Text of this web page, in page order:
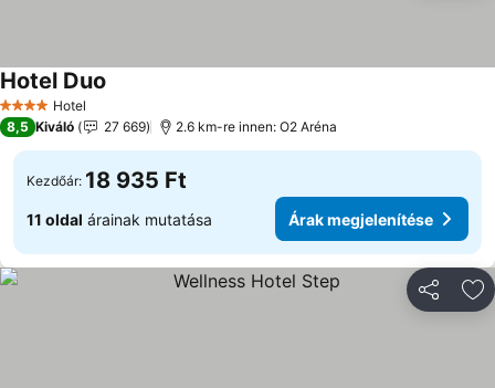
4 KategóriaHotel
Hotel Duo
8,5 Kiváló 27 669 2.6 km-re innen: O2 Aréna
Kezdőár: 18 935 Ft
11 oldal árainak mutatása Árak megjelenítése